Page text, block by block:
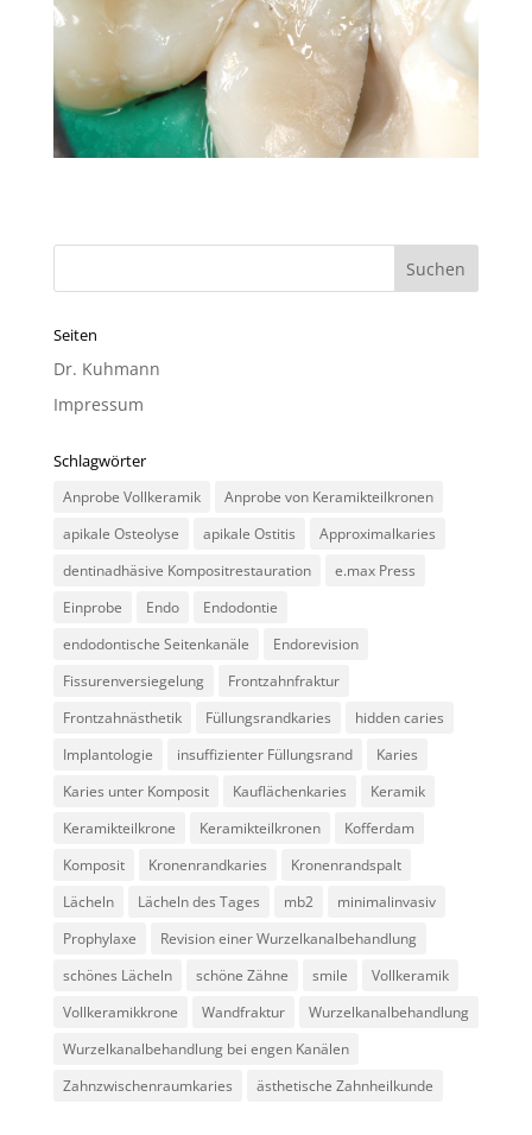
Seiten
Dr. Kuhmann
Impressum
Schlagwörter
Anprobe Vollkeramik
Anprobe von Keramikteilkronen
apikale Osteolyse
apikale Ostitis
Approximalkaries
dentinadhäsive Kompositrestauration
e.max Press
Einprobe
Endo
Endodontie
endodontische Seitenkanäle
Endorevision
Fissurenversiegelung
Frontzahnfraktur
Frontzahnästhetik
Füllungsrandkaries
hidden caries
Implantologie
insuffizienter Füllungsrand
Karies
Karies unter Komposit
Kauflächenkaries
Keramik
Keramikteilkrone
Keramikteilkronen
Kofferdam
Komposit
Kronenrandkaries
Kronenrandspalt
Lächeln
Lächeln des Tages mb2
minimalinvasiv
Prophylaxe
Revision einer Wurzelkanalbehandlung
schönes Lächeln
schöne Zähne smile
Vollkeramik
Vollkeramikkrone
Wandfraktur
Wurzelkanalbehandlung
Wurzelkanalbehandlung bei engen Kanälen
Zahnzwischenraumkaries
ästhetische Zahnheilkunde